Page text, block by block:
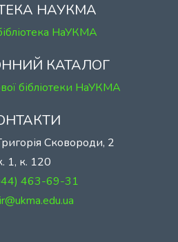
НАУКМА
НаУКМА
КАТАЛОГ
бібліотеки НаУКМА
Сковороди, 2
1, к. 120
463-69-31